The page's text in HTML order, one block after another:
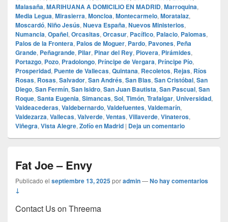
Malasaña, MARIHUANA A DOMICILIO EN MADRID, Marroquina,
Media Legua, Mirasierra, Moncloa, Montecarmelo, Moratalaz,
Moscardó, Niño Jesús, Nueva España, Nuevos Ministerios,
Numancia, Opañel, Orcasitas, Orcasur, Pacífico, Palacio, Palomas,
Palos de la Frontera, Palos de Moguer, Pardo, Pavones, Peña
Grande, Peñagrande, Pilar, Pinar del Rey, Piovera, Pirámides,
Portazgo, Pozo, Pradolongo, Príncipe de Vergara, Príncipe Pío,
Prosperidad, Puente de Vallecas, Quintana, Recoletos, Rejas, Ríos
Rosas, Rosas, Salvador, San Andrés, San Blas, San Cristóbal, San
Diego, San Fermín, San Isidro, San Juan Bautista, San Pascual, San
Roque, Santa Eugenia, Simancas, Sol, Timón, Trafalgar, Universidad,
Valdeacederas, Valdebernardo, Valdefuentes, Valdemarín,
Valdezarza, Vallecas, Valverde, Ventas, Villaverde, Vinateros,
Viñegra, Vista Alegre, Zofío en Madrid | Deja un comentario
Fat Joe – Envy
Publicado el septiembre 13, 2025poradmin—No hay comentarios
↓
Contact Us on Threema